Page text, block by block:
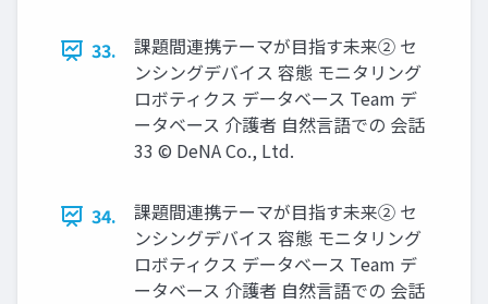
33.
課題間連携テーマが⽬指す未来② セ
ンシングデバイス 容態 モニタリング
ロボティクス データベース Team デ
ータベース 介護者 自然言語での 会話
33 © DeNA Co., Ltd.
34.
課題間連携テーマが⽬指す未来② セ
ンシングデバイス 容態 モニタリング
ロボティクス データベース Team デ
ータベース 介護者 自然言語での 会話